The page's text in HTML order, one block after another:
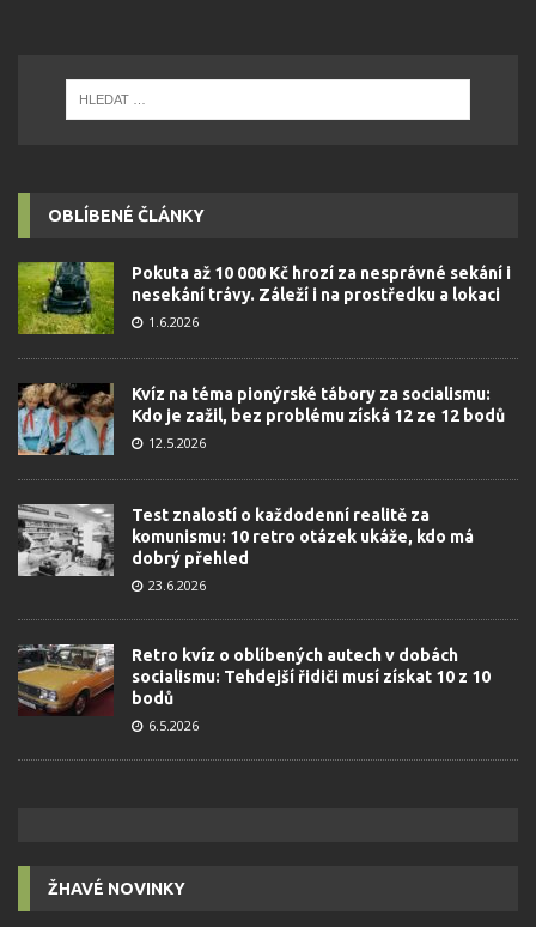
OBLÍBENÉ ČLÁNKY
Pokuta až 10 000 Kč hrozí za nesprávné sekání i
nesekání trávy. Záleží i na prostředku a lokaci
1.6.2026
Kvíz na téma pionýrské tábory za socialismu:
Kdo je zažil, bez problému získá 12 ze 12 bodů
12.5.2026
Test znalostí o každodenní realitě za
komunismu: 10 retro otázek ukáže, kdo má
dobrý přehled
23.6.2026
Retro kvíz o oblíbených autech v dobách
socialismu: Tehdejší řidiči musí získat 10 z 10
bodů
6.5.2026
ŽHAVÉ NOVINKY